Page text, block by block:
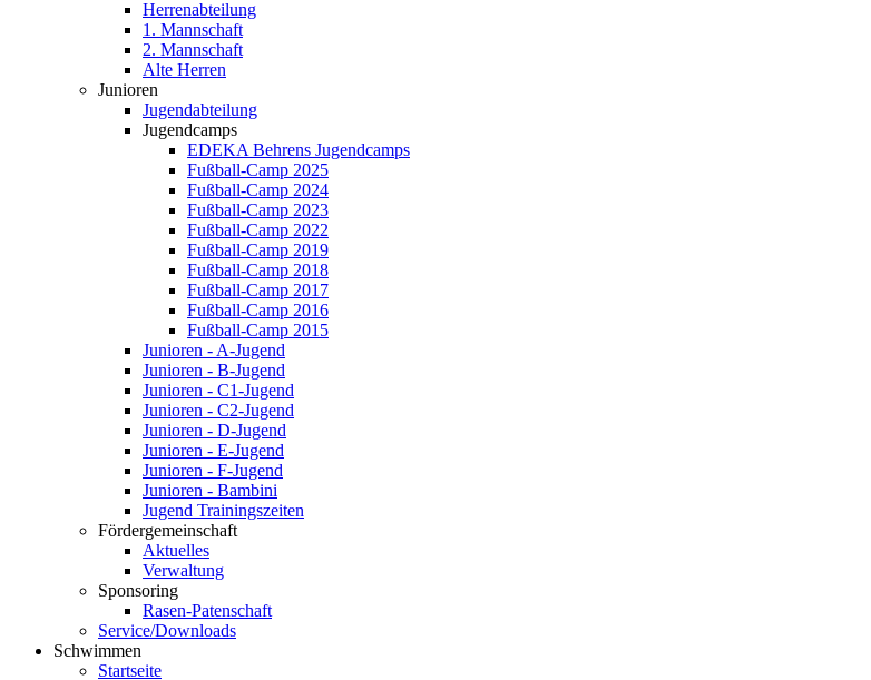
Herrenabteilung
1. Mannschaft
2. Mannschaft
Alte Herren
Junioren
Jugendabteilung
Jugendcamps
EDEKA Behrens Jugendcamps
Fußball-Camp 2025
Fußball-Camp 2024
Fußball-Camp 2023
Fußball-Camp 2022
Fußball-Camp 2019
Fußball-Camp 2018
Fußball-Camp 2017
Fußball-Camp 2016
Fußball-Camp 2015
Junioren - A-Jugend
Junioren - B-Jugend
Junioren - C1-Jugend
Junioren - C2-Jugend
Junioren - D-Jugend
Junioren - E-Jugend
Junioren - F-Jugend
Junioren - Bambini
Jugend Trainingszeiten
Fördergemeinschaft
Aktuelles
Verwaltung
Sponsoring
Rasen-Patenschaft
Service/Downloads
Schwimmen
Startseite